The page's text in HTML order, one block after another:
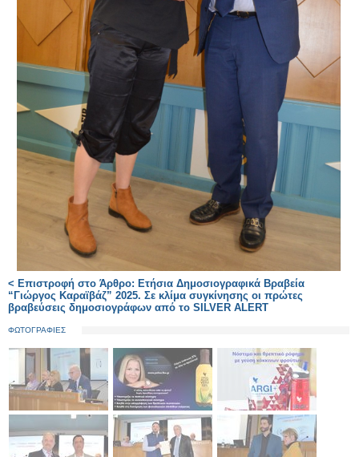
< Επιστροφή στο Άρθρο: Ετήσια Δημοσιογραφικά Βραβεία
“Γιώργος Καραϊβάζ” 2025. Σε κλίμα συγκίνησης οι πρώτες
βραβεύσεις δημοσιογράφων από το SILVER ALERT
ΦΩΤΟΓΡΑΦΙΕΣ